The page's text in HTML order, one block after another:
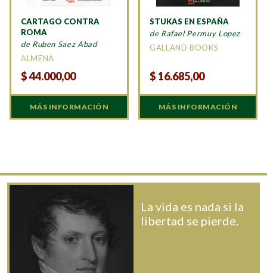
CARTAGO CONTRA
ROMA
de Ruben Saez Abad
ALMENA
$44.000,00
MÁS INFORMACIÓN
STUKAS EN ESPAÑA
de Rafael Permuy Lopez
GALLAND BOOKS
$ 16.685,00
MÁS INFORMACIÓN
La vida es nada si la
libertad se pierde.